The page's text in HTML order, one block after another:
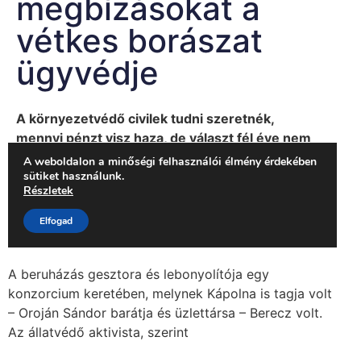
A beruházás gesztora és lebonyolítója egy
konzorcium keretében, melynek Kápolna is tagja volt
– Oroján Sándor barátja és üzlettársa – Berecz volt.
Az állatvédő aktivista, szerint